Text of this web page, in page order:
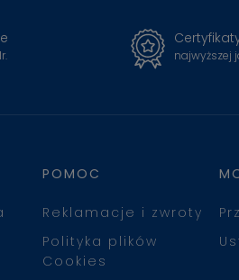
najwyższej
POMOC
Reklamacje i zwroty
Polityka plików
Cookies